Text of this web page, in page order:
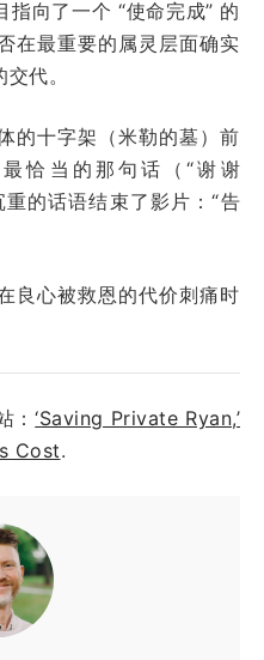
向了一个 “使命完成” 的
在最重要的属灵层面确实
代。
的十字架（米勒的墓）前
恰当的那句话（“谢谢
的话语结束了影片：“告
良心被救恩的代价刺痛时
：‘Saving Private Ryan,’
Cost.